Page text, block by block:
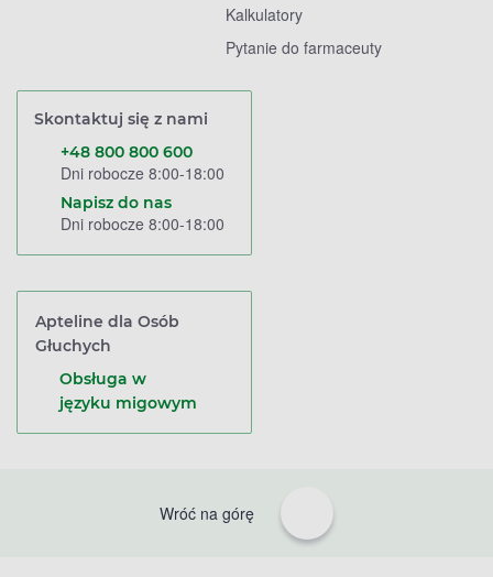
Kalkulatory
Pytanie do farmaceuty
Skontaktuj się z nami
+48 800 800 600
Dni robocze 8:00-18:00
Napisz do nas
Dni robocze 8:00-18:00
Apteline dla Osób
Głuchych
Obsługa w
języku migowym
Wróć na górę